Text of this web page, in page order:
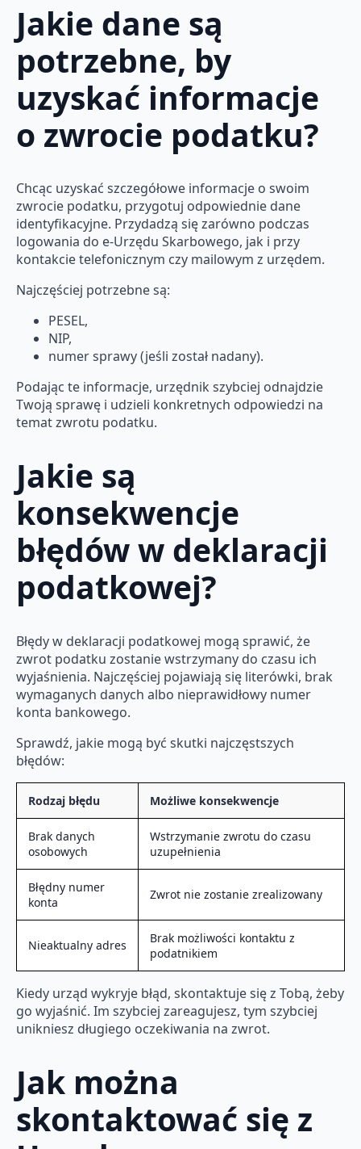
Jakie dane są
potrzebne, by
uzyskać informacje
o zwrocie podatku?
Chcąc uzyskać szczegółowe informacje o swoim
zwrocie podatku, przygotuj odpowiednie dane
identyfikacyjne. Przydadzą się zarówno podczas
logowania do e-Urzędu Skarbowego, jak i przy
kontakcie telefonicznym czy mailowym z urzędem.
Najczęściej potrzebne są:
PESEL,
NIP,
numer sprawy (jeśli został nadany).
Podając te informacje, urzędnik szybciej odnajdzie
Twoją sprawę i udzieli konkretnych odpowiedzi na
temat zwrotu podatku.
Jakie są
konsekwencje
błędów w deklaracji
podatkowej?
Błędy w deklaracji podatkowej mogą sprawić, że
zwrot podatku zostanie wstrzymany do czasu ich
wyjaśnienia. Najczęściej pojawiają się literówki, brak
wymaganych danych albo nieprawidłowy numer
konta bankowego.
Sprawdź, jakie mogą być skutki najczęstszych
błędów:
Rodzaj błędu Możliwe konsekwencje
Brak danych
osobowych
Wstrzymanie zwrotu do czasu
uzupełnienia
Błędny numer
konta
Zwrot nie zostanie zrealizowany
Nieaktualny adres
Brak możliwości kontaktu z
podatnikiem
Kiedy urząd wykryje błąd, skontaktuje się z Tobą, żeby
go wyjaśnić. Im szybciej zareagujesz, tym szybciej
unikniesz długiego oczekiwania na zwrot.
Jak można
skontaktować się z